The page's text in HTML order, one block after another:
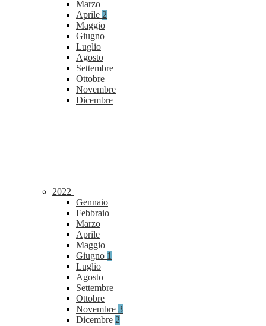
Marzo
Aprile 2
Maggio
Giugno
Luglio
Agosto
Settembre
Ottobre
Novembre
Dicembre
2022
Gennaio
Febbraio
Marzo
Aprile
Maggio
Giugno 1
Luglio
Agosto
Settembre
Ottobre
Novembre 3
Dicembre 2